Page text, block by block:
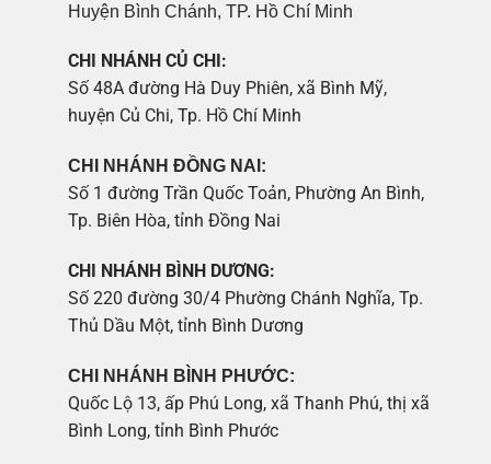
Huyện Bình Chánh, TP. Hồ Chí Minh
CHI NHÁNH CỦ CHI:
Số 48A đường Hà Duy Phiên, xã Bình Mỹ,
huyện Củ Chi, Tp. Hồ Chí Minh
CHI NHÁNH ĐỒNG NAI:
Số 1 đường Trần Quốc Toản, Phường An Bình,
Tp. Biên Hòa, tỉnh Đồng Nai
CHI NHÁNH BÌNH DƯƠNG:
Số 220 đường 30/4 Phường Chánh Nghĩa, Tp.
Thủ Dầu Một, tỉnh Bình Dương
CHI NHÁNH BÌNH PHƯỚC:
Quốc Lộ 13, ấp Phú Long, xã Thanh Phú, thị xã
Bình Long, tỉnh Bình Phước